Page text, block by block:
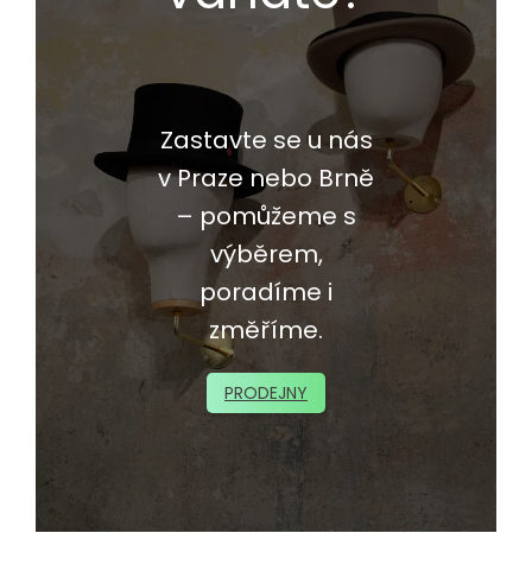
Zastavte se u nás
v Praze nebo Brně
– pomůžeme s
výběrem,
poradíme i
změříme.
PRODEJNY